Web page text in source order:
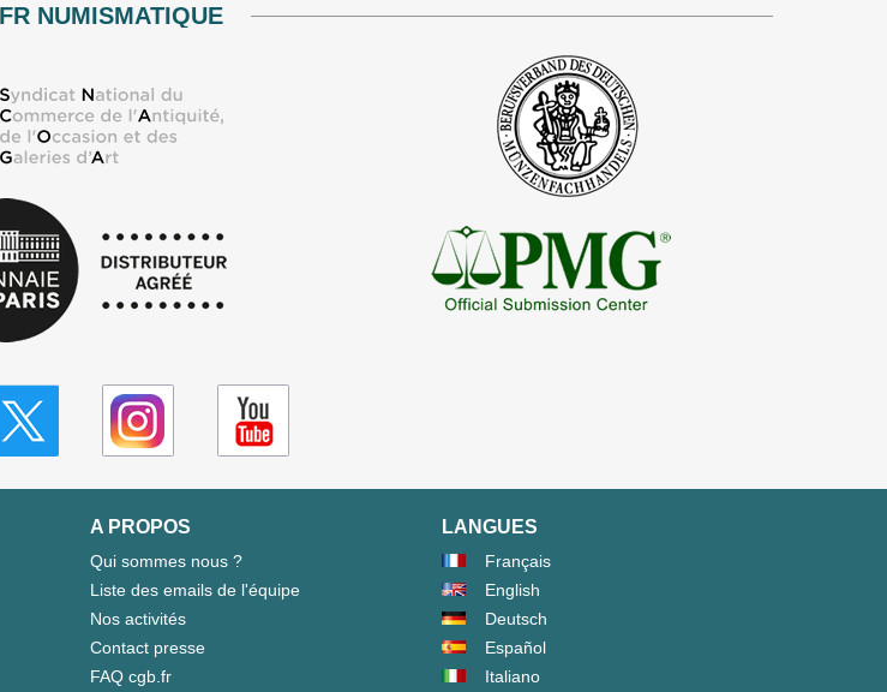
NUMISMATIQUE
A PROPOS
Qui sommes nous ?
Liste des emails de l'équipe
Nos activités
Contact presse
FAQ cgb.fr
LANGUES
Français
English
Deutsch
Español
Italiano